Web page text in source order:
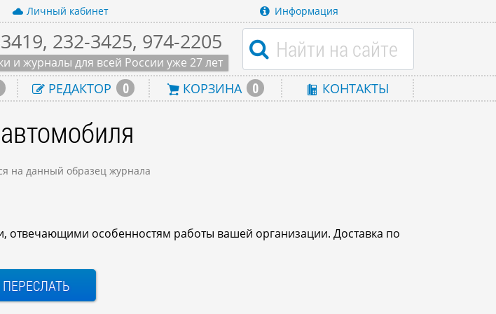
Личный кабинет Информация
232-3425, 974-2205
и журналы для всей России уже 27 лет
РЕДАКТОР 0 КОРЗИНА 0 КОНТАКТЫ
на данный образец журнала
отвечающими особенностям работы вашей организации. Доставка по
ПЕРЕСЛАТЬ